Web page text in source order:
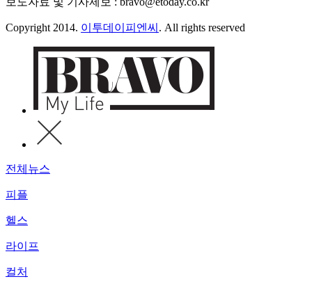
Copyright 2014. 이투데이피엔씨 . All rights reserved
전체뉴스
피플
헬스
라이프
컬처